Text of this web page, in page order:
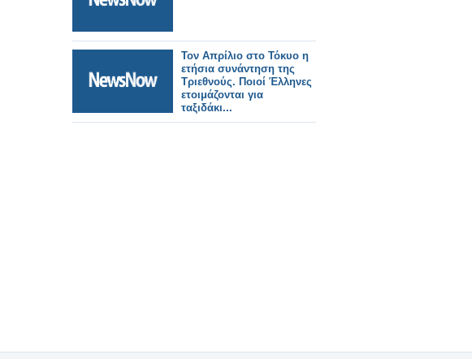
Τον Απρίλιο στο Τόκυο η
ετήσια συνάντηση της
Τριεθνούς. Ποιοί Έλληνες
ετοιμάζονται για
ταξιδάκι...